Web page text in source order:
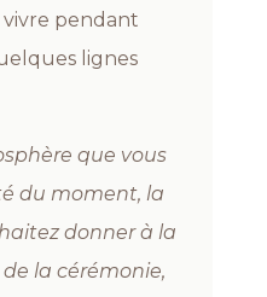
pendant
lignes
que vous
du moment, la
donner à la
la cérémonie,